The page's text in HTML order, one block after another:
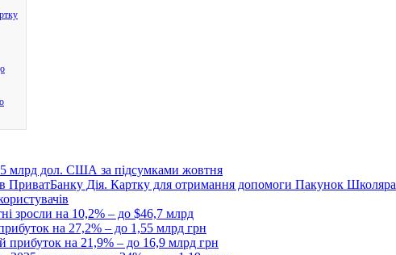
млрд дол. США за підсумками жовтня
ПриватБанку Дія. Картку для отримання допомоги Пакунок Школяра
зросли на 10,2% – до $46,7 млрд
на 27,2% – до 1,55 млрд грн
прибуток на 21,9% – до 16,9 млрд грн